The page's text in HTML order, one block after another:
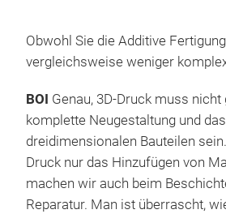
Obwohl Sie die Additive
vergleichsweise weniger
BOI Genau, 3D-Druck muss nicht
komplette Neugestaltung und
dreidimensionalen Bauteilen
Druck nur das Hinzufügen von
machen wir auch beim
Reparatur. Man ist überrascht,